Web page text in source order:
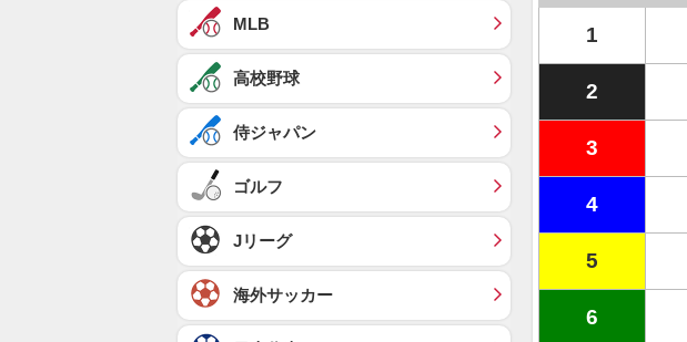
1
2
3
4
5
6
MLB
高校野球
侍ジャパン
ゴルフ
Jリーグ
海外サッカー